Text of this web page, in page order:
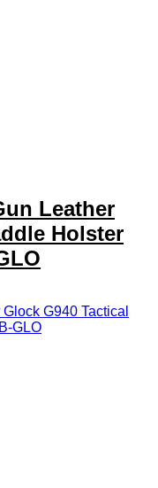
Leather
Holster